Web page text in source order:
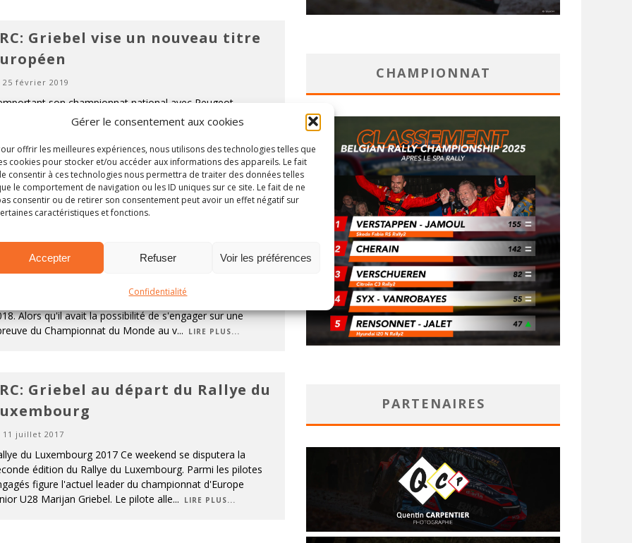
Gérer le consentement aux cookies
offrir les meilleures expériences, nous utilisons des technologies telles que
cookies pour stocker et/ou accéder aux informations des appareils. Le fait
consentir à ces technologies nous permettra de traiter des données telles
le comportement de navigation ou les ID uniques sur ce site. Le fait de ne
consentir ou de retirer son consentement peut avoir un effet négatif sur
caractéristiques et fonctions.
Accepter Refuser Voir les préférences
Confidentialité
Griebel vise un nouveau titre
25 février 2019
son championnat national avec Peugeot
l'an dernier, Marijan Griebel se tournera à
le pilote allemand aura la ferme am...
PLUS...
Griebel avec Peugeot
en 2018
6 février 2018
en Championnat d'Europe Junior U28 l'an dernier,
Griebel s'est vu offrir une belle opportunité pour
Alors qu'il avait la possibilité de s'engager sur une
du Championnat du Monde au v... LIRE PLUS...
Griebel au départ du Rallye du
11 juillet 2017
du Luxembourg 2017 Ce weekend se disputera la
édition du Rallye du Luxembourg. Parmi les pilotes
figure l'actuel leader du championnat d'Europe
U28 Marijan Griebel. Le pilote alle... LIRE PLUS...
CHAMPIONNAT
PARTENAIRES